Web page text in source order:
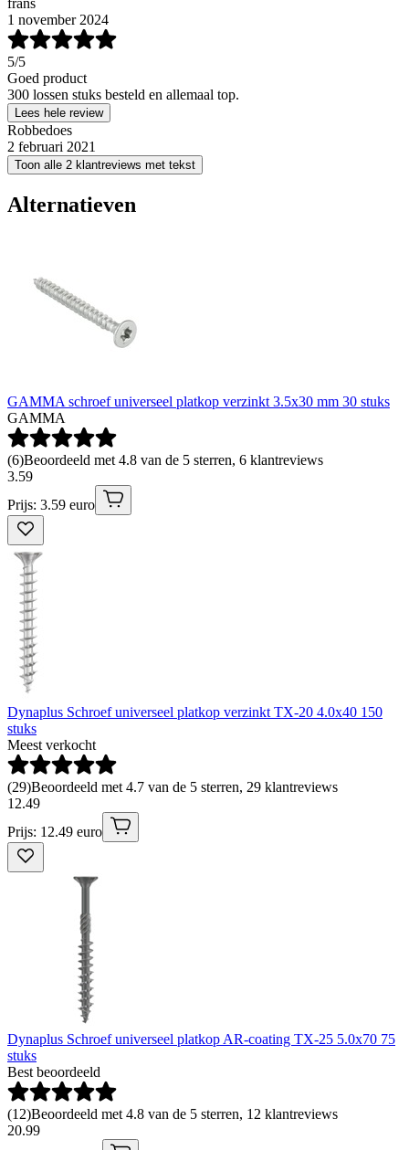
1 november 2024
5/5
Goed product
300 lossen stuks besteld en allemaal top.
Lees hele review
Robbedoes
2 februari 2021
Toon alle 2 klantreviews met tekst
Alternatieven
GAMMA schroef universeel platkop verzinkt 3.5x30 mm 30 stuks
GAMMA
(6)Beoordeeld met 4.8 van de 5 sterren, 6 klantreviews
3.59
Prijs: 3.59 euro
Dynaplus Schroef universeel platkop verzinkt TX-20 4.0x40 150
stuks
Meest verkocht
(29)Beoordeeld met 4.7 van de 5 sterren, 29 klantreviews
12.49
Prijs: 12.49 euro
Dynaplus Schroef universeel platkop AR-coating TX-25 5.0x70 75
stuks
Best beoordeeld
(12)Beoordeeld met 4.8 van de 5 sterren, 12 klantreviews
20.99